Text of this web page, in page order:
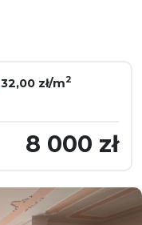
32,00 zł/m2
8 000 zł